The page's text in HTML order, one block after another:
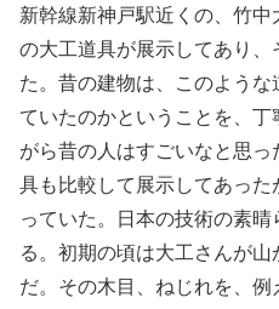
新幹線新神戸駅近くの、竹
の大工道具が展示してあり
た。昔の建物は、このよう
ていたのかということを、
がら昔の人はすごいなと思
具も比較して展示してあっ
っていた。日本の技術の素
る。初期の頃は大工さんが
だ。その木目、ねじれを、